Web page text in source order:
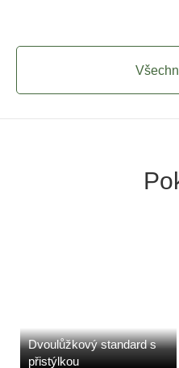
Dvoulůžkový standard s
přistýlkou